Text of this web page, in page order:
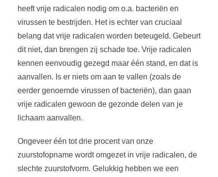
heeft vrije radicalen nodig om o.a. bacteriën en
virussen te bestrijden. Het is echter van cruciaal
belang dat vrije radicalen worden beteugeld. Gebeurt
dit niet, dan brengen zij schade toe. Vrije radicalen
kennen eenvoudig gezegd maar één stand, en dat is
aanvallen. Is er niets om aan te vallen (zoals de
eerder genoemde virussen of bacteriën), dan gaan
vrije radicalen gewoon de gezonde delen van je
lichaam aanvallen.
Ongeveer één tot drie procent van onze
zuurstofopname wordt omgezet in vrije radicalen, de
slechte zuurstofvorm. Gelukkig hebben we een